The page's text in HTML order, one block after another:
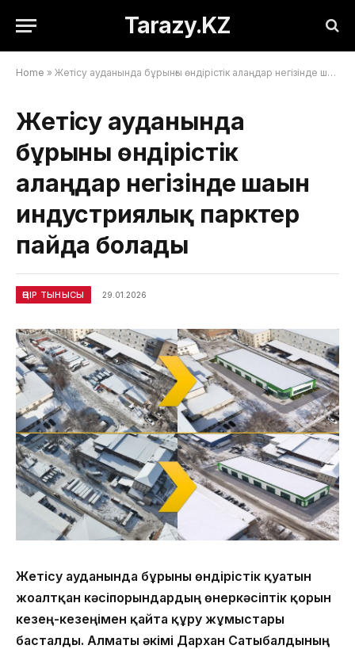
Tarazy.KZ
Home » Жетісу ауданында бұрынғы өндірістік алаңдар негізінде шағын индустриялық парктер пайда болады
Жетісу ауданында
бұрынғы өндірістік
алаңдар негізінде шағын
индустриялық парктер
пайда болады
ӨҢІР ТЫНЫСЫ 29.01.2026
Жетісу ауданында бұрынғы өндірістік қуатын
жоғалтқан кәсіпорындардың өнеркәсіптік қорын
кезең-кезеңімен қайта құру жұмыстары
басталды. Алматы әкімі Дархан Сатыбалдының